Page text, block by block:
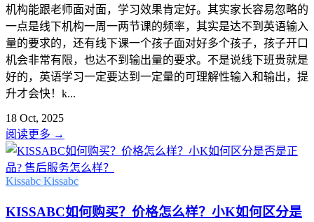
机构能跟老师面对面，学习效果肯定好。其实家长容易忽略的
一点是线下机构一周一两节课的频率，其实是达不到英语输入
量的要求的，还有线下课一个孩子面对好多个孩子，孩子开口
机会非常有限，也达不到输出量的要求。不是说线下班贵就是
好的，英语学习一定要达到一定量的可理解性输入和输出，提
升才会快！k...
18 Oct, 2025
阅读更多 →
Kissabc Kissabc
KISSABC如何购买？价格怎么样？小K如何区分是